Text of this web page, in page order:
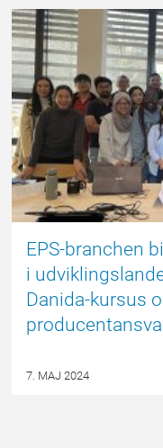
EPS-branchen
i
Danida-kursus
7. MAJ 2024